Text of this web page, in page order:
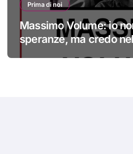
Prima di noi
Massimo Volume: io
speranze, ma credo